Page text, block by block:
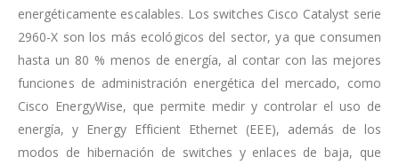
energéticamente escalables. Los switches Cisco Catalyst serie
2960-X son los más ecológicos del sector, ya que consumen
hasta un 80 % menos de energía, al contar con las mejores
funciones de administración energética del mercado, como
Cisco EnergyWise, que permite medir y controlar el uso de
energía, y Energy Efficient Ethernet (EEE), además de los
modos de hibernación de switches y enlaces de baja, que